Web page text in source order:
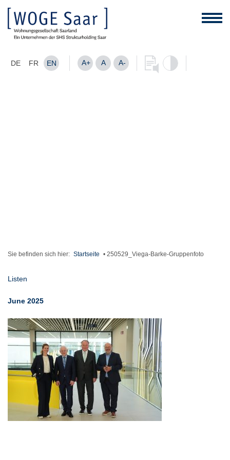
DE FR EN A+ A A-
Sie befinden sich hier: Startseite • 250529_Viega-Barke-Gruppenfoto
Listen
June 2025